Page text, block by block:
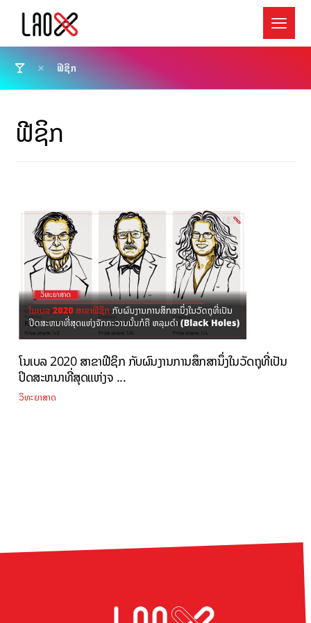
ຟີຊິກ
ຟີຊິກ
ໂນເບລ 2020 ສາຂາຟີຊິກ ກັບຜົນງານການສຶກສານຶ່ງໃນວັດຖຸທີ່ເປັນ
ປິດສະຫນາທີ່ສຸດແຫ່ງຈ ...
ວິທະຍາສາດ